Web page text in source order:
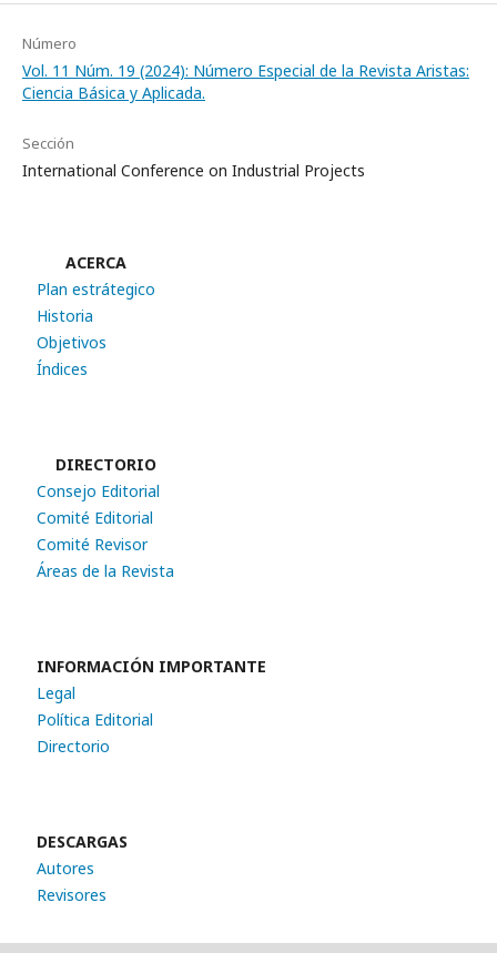
Número
Vol. 11 Núm. 19 (2024): Número Especial de la Revista Aristas:
Ciencia Básica y Aplicada.
Sección
International Conference on Industrial Projects
ACERCA
Plan estrátegico
Historia
Objetivos
Índices
DIRECTORIO
Consejo Editorial
Comité Editorial
Comité Revisor
Áreas de la Revista
INFORMACIÓN IMPORTANTE
Legal
Política Editorial
Directorio
DESCARGAS
Autores
Revisores